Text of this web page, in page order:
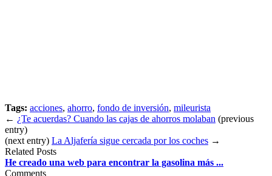
Tags: acciones, ahorro, fondo de inversión, mileurista
← ¿Te acuerdas? Cuando las cajas de ahorros molaban (previous
entry)
(next entry) La Aljafería sigue cercada por los coches →
Related Posts
He creado una web para encontrar la gasolina más ...
Comments